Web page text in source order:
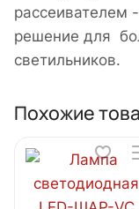
рассеивателем
решение для
светильников.
Похожие